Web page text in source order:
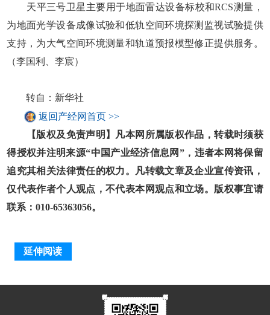
天平三号卫星主要用于地面雷达设备标校和RCS测量，
为地面光学设备成像试验和低轨空间环境探测监视试验提供
支持，为大气空间环境测量和轨道预报模型修正提供服务。
（李国利、李宸）
转自：新华社
返回产经网首页 >>
【版权及免责声明】凡本网所属版权作品，转载时须获
得授权并注明来源“中国产业经济信息网”，违者本网将保留
追究其相关法律责任的权力。凡转载文章及企业宣传资讯，
仅代表作者个人观点，不代表本网观点和立场。版权事宜请
联系：010-65363056。
延伸阅读